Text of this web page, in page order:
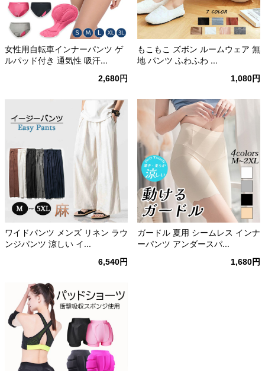
女性用自転車インナーパンツ ゲ
ルパッド付き 通気性 吸汗...
2,680円
もこもこ ズボン ルームウェア 無
地 パンツ ふわふわ ...
1,080円
ワイドパンツ メンズ リネン ラウ
ンジパンツ 涼しい イ...
6,540円
ガードル 夏用 シームレス インナ
ーパンツ アンダースパ...
1,680円